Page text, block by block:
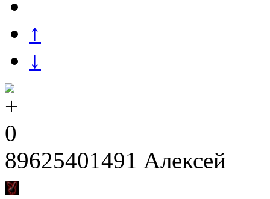
↑
↓
0
89625401491 Алексей